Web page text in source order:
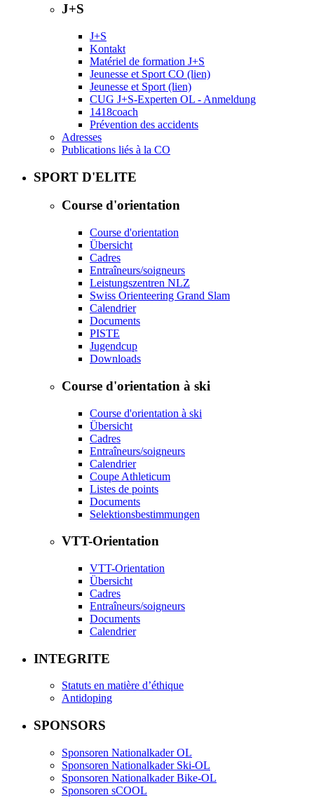
J+S
J+S
Kontakt
Matériel de formation J+S
Jeunesse et Sport CO (lien)
Jeunesse et Sport (lien)
CUG J+S-Experten OL - Anmeldung
1418coach
Prévention des accidents
Adresses
Publications liés à la CO
SPORT D'ELITE
Course d'orientation
Course d'orientation
Übersicht
Cadres
Entraîneurs/soigneurs
Leistungszentren NLZ
Swiss Orienteering Grand Slam
Calendrier
Documents
PISTE
Jugendcup
Downloads
Course d'orientation à ski
Course d'orientation à ski
Übersicht
Cadres
Entraîneurs/soigneurs
Calendrier
Coupe Athleticum
Listes de points
Documents
Selektionsbestimmungen
VTT-Orientation
VTT-Orientation
Übersicht
Cadres
Entraîneurs/soigneurs
Documents
Calendrier
INTEGRITE
Statuts en matière d’éthique
Antidoping
SPONSORS
Sponsoren Nationalkader OL
Sponsoren Nationalkader Ski-OL
Sponsoren Nationalkader Bike-OL
Sponsoren sCOOL